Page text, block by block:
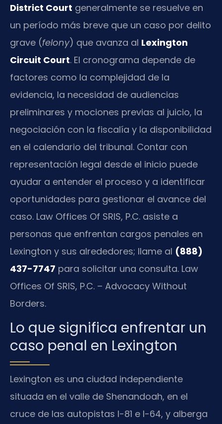
District Court generalmente se resuelve en
un período más breve que un caso por delito
grave (felony) que avanza al Lexington
Circuit Court. El cronograma depende de
factores como la complejidad de la
evidencia, la necesidad de audiencias
preliminares y mociones previas al juicio, la
negociación con la fiscalía y la disponibilidad
en el calendario del tribunal. Contar con
representación legal desde el inicio puede
ayudar a entender el proceso y a identificar
oportunidades para gestionar el avance del
caso. Law Offices Of SRIS, P.C. asiste a
personas que enfrentan cargos penales en
Lexington y sus alrededores; llame al (888)
437-7747 para solicitar una consulta. Law
Offices Of SRIS, P.C. – Advocacy Without
Borders.
Lo que significa enfrentar un
caso penal en Lexington
Lexington es una ciudad independiente
situada en el valle de Shenandoah, en el
cruce de las autopistas I-81 e I-64, y alberga